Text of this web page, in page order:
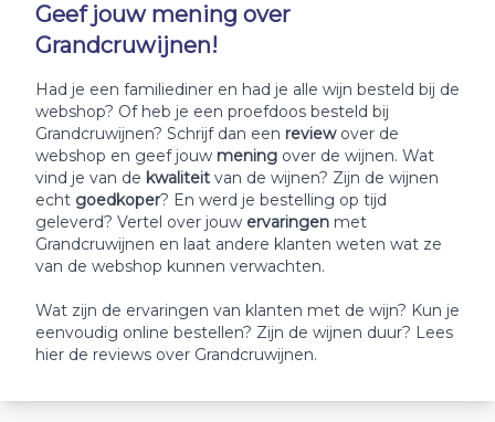
Geef jouw mening over
Grandcruwijnen!
Had je een familiediner en had je alle wijn besteld bij de
webshop? Of heb je een proefdoos besteld bij
Grandcruwijnen? Schrijf dan een review over de
webshop en geef jouw mening over de wijnen. Wat
vind je van de kwaliteit van de wijnen? Zijn de wijnen
echt goedkoper? En werd je bestelling op tijd
geleverd? Vertel over jouw ervaringen met
Grandcruwijnen en laat andere klanten weten wat ze
van de webshop kunnen verwachten.
Wat zijn de ervaringen van klanten met de wijn? Kun je
eenvoudig online bestellen? Zijn de wijnen duur? Lees
hier de reviews over Grandcruwijnen.